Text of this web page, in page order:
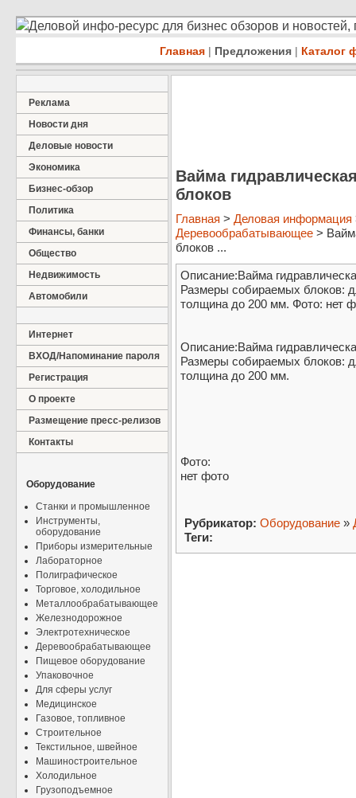
Деловой инфо-ресурс для бизнес обзоров и
Главная | Предложения | Каталог
Реклама
Новости дня
Деловые новости
Экономика
Бизнес-обзор
Политика
Финансы, банки
Общество
Недвижимость
Автомобили
Интернет
ВХОД/Напоминание пароля
Регистрация
О проекте
Размещение пресс-релизов
Контакты
Оборудование
Станки и промышленное
Инструменты,
оборудование
Приборы измерительные
Лабораторное
Полиграфическое
Торговое, холодильное
Металлообрабатывающее
Железнодорожное
Электротехническое
Деревообрабатывающее
Пищевое оборудование
Упаковочное
Для сферы услуг
Медицинское
Газовое, топливное
Строительное
Текстильное, швейное
Машиностроительное
Холодильное
Грузоподъемное
Вайма
блоков
Главная > Деловая информация
Деревообрабатывающее >
блоков ...
Описание:Вайма
Размеры собираемых блоков:
толщина до 200 мм. Фото: нет
Описание:Вайма
Размеры собираемых блоков:
толщина до 200 мм.
Фото:
нет фото
Рубрикатор: Оборудование »
Теги: